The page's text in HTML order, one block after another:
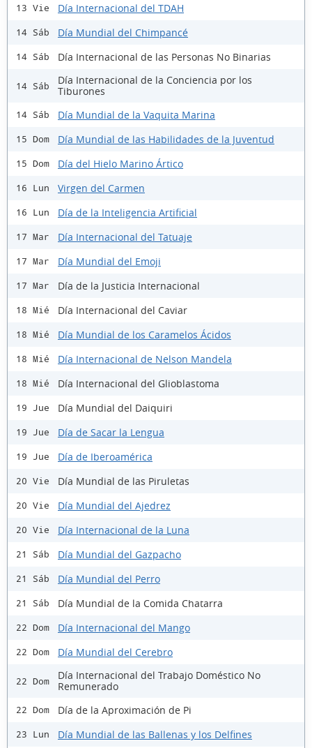
13 Vie Día Internacional del TDAH
14 Sáb Día Mundial del Chimpancé
14 Sáb Día Internacional de las Personas No Binarias
14 Sáb
Día Internacional de la Conciencia por los
Tiburones
14 Sáb Día Mundial de la Vaquita Marina
15 Dom Día Mundial de las Habilidades de la Juventud
15 Dom Día del Hielo Marino Ártico
16 Lun Virgen del Carmen
16 Lun Día de la Inteligencia Artificial
17 Mar Día Internacional del Tatuaje
17 Mar Día Mundial del Emoji
17 Mar Día de la Justicia Internacional
18 Mié Día Internacional del Caviar
18 Mié Día Mundial de los Caramelos Ácidos
18 Mié Día Internacional de Nelson Mandela
18 Mié Día Internacional del Glioblastoma
19 Jue Día Mundial del Daiquiri
19 Jue Día de Sacar la Lengua
19 Jue Día de Iberoamérica
20 Vie Día Mundial de las Piruletas
20 Vie Día Mundial del Ajedrez
20 Vie Día Internacional de la Luna
21 Sáb Día Mundial del Gazpacho
21 Sáb Día Mundial del Perro
21 Sáb Día Mundial de la Comida Chatarra
22 Dom Día Internacional del Mango
22 Dom Día Mundial del Cerebro
22 Dom
Día Internacional del Trabajo Doméstico No
Remunerado
22 Dom Día de la Aproximación de Pi
23 Lun Día Mundial de las Ballenas y los Delfines